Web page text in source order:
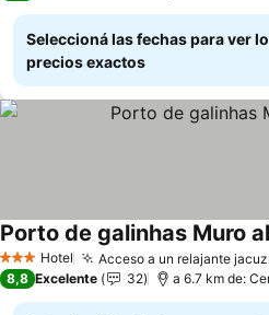
Seleccioná las fechas para ver
precios exactos
3 Estrellas
Hotel Acceso a un relajante
Porto de galinhas Muro
8,8 Excelente 32 a 6.7 km de: